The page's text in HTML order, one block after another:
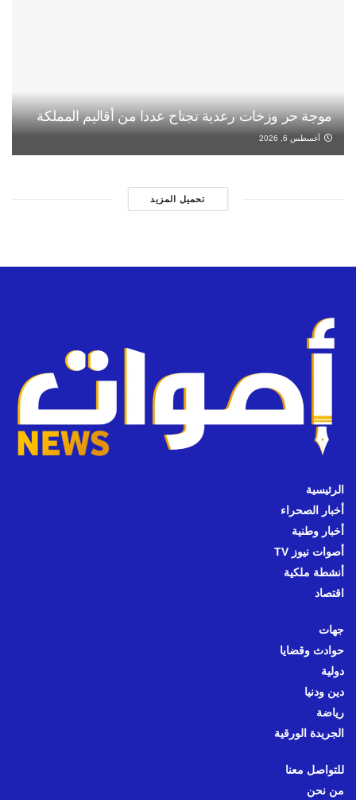
موجة حر وزخات رعدية تجتاح عددا من أقاليم المملكة
أغسطس 6, 2026
تحميل المزيد
الرئيسية
أخبار الصحراء
أخبار وطنية
أصوات نيوز TV
أنشطة ملكية
اقتصاد
جهات
حوادث وقضايا
دولية
دين ودنيا
رياضة
الجريدة الورقية
للتواصل معنا
من نحن